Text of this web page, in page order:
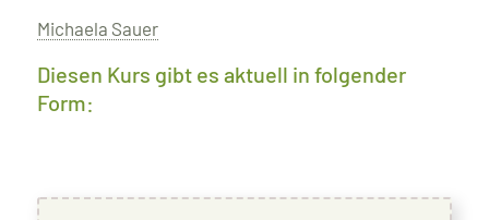
Michaela Sauer
Diesen Kurs gibt es aktuell in folgender
Form: